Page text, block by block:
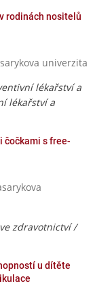
rodinách nositelů
univerzita
lékařství a
lékařství a
čočkami s free-
zdravotnictví /
u dítěte